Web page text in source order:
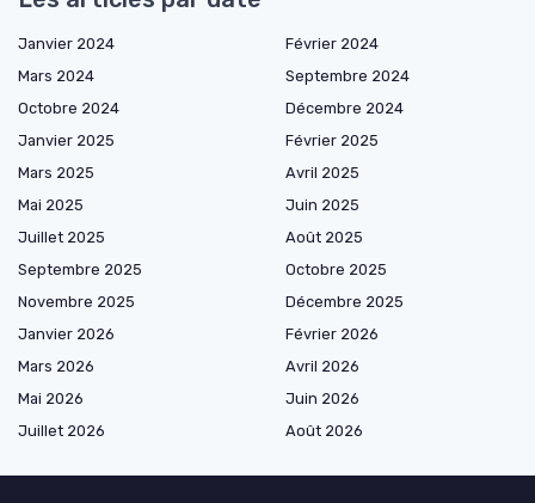
Janvier 2024
Février 2024
Mars 2024
Septembre 2024
Octobre 2024
Décembre 2024
Janvier 2025
Février 2025
Mars 2025
Avril 2025
Mai 2025
Juin 2025
Juillet 2025
Août 2025
Septembre 2025
Octobre 2025
Novembre 2025
Décembre 2025
Janvier 2026
Février 2026
Mars 2026
Avril 2026
Mai 2026
Juin 2026
Juillet 2026
Août 2026